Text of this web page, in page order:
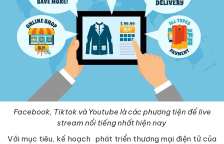
Facebook, Tiktok và Youtube là các phương tiện để live
stream nổi tiếng nhất hiện nay
Với mục tiêu, kế hoạch phát triển thương mại điện tử của